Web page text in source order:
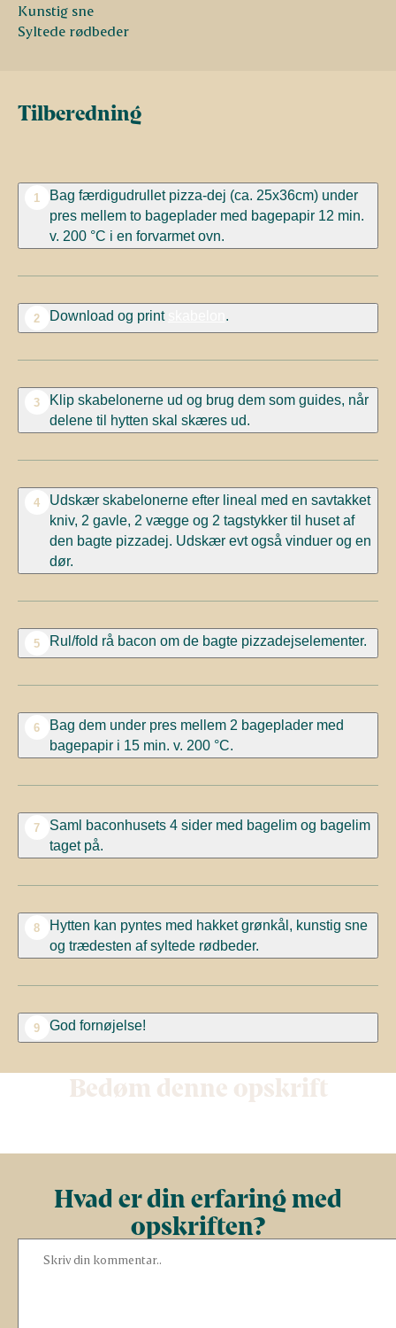
Kunstig sne
Syltede rødbeder
Tilberedning
1
Bag færdigudrullet pizza-dej (ca. 25x36cm) under
pres mellem to bageplader med bagepapir 12 min.
v. 200 °C i en forvarmet ovn.
2 Download og print .
3
Klip skabelonerne ud og brug dem som guides, når
delene til hytten skal skæres ud.
4
Udskær skabelonerne efter lineal med en savtakket
kniv, 2 gavle, 2 vægge og 2 tagstykker til huset af
den bagte pizzadej. Udskær evt også vinduer og en
dør.
5 Rul/fold rå bacon om de bagte pizzadejselementer.
6
Bag dem under pres mellem 2 bageplader med
bagepapir i 15 min. v. 200 °C.
7
Saml baconhusets 4 sider med bagelim og bagelim
taget på.
8
Hytten kan pyntes med hakket grønkål, kunstig sne
og trædesten af syltede rødbeder.
9 God fornøjelse!
Bedøm denne opskrift
Hvad er din erfaring med
opskriften?